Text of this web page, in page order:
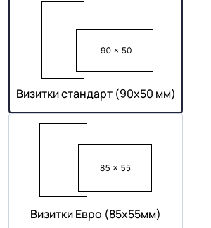
Визитки стандарт (90х50 мм)
Визитки Евро (85х55мм)